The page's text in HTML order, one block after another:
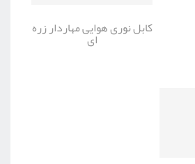
کابل نوری هوایی مهاردار زره
ای